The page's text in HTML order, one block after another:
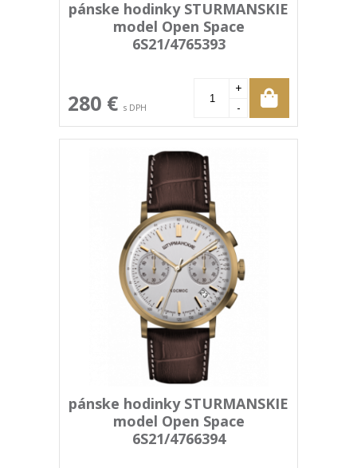
pánske hodinky STURMANSKIE
model Open Space
6S21/4765393
280 € s DPH
+
-
pánske hodinky STURMANSKIE
model Open Space
6S21/4766394